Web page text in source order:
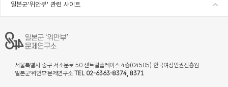
일본군'위안부' 관련 사이트
서울특별시 중구 서소문로 50 센트럴플레이스 4층(04505) 한국여성인권진흥원
일본군‘위안부’문제연구소 TEL 02-6363-8374, 8371